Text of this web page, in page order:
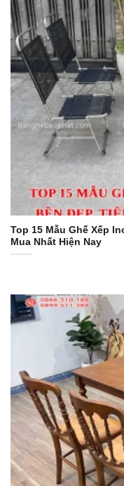
Top 15 Mẫu Ghế Xếp
Mua Nhất Hiện Nay